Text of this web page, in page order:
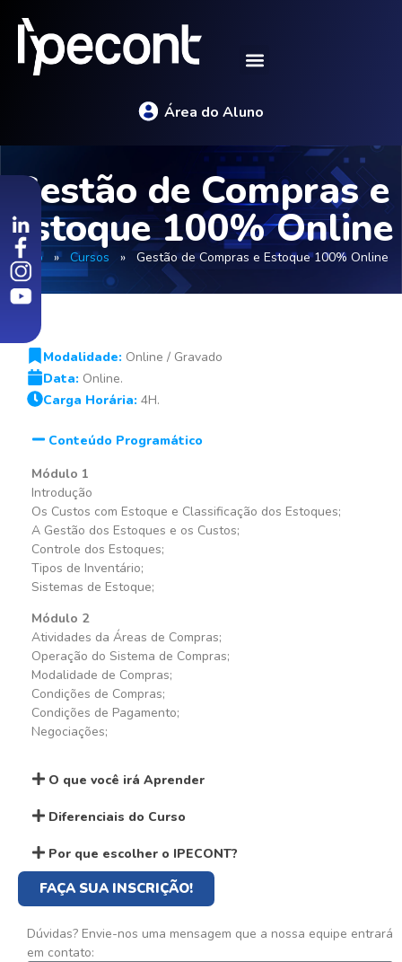
Área do Aluno
Gestão de Compras e
Estoque 100% Online
Início» Cursos » Gestão de Compras e Estoque 100% Online
Modalidade: Online / Gravado
Data: Online.
Carga Horária: 4H.
Conteúdo Programático
Módulo 1
Introdução
Os Custos com Estoque e Classificação dos Estoques;
A Gestão dos Estoques e os Custos;
Controle dos Estoques;
Tipos de Inventário;
Sistemas de Estoque;
Módulo 2
Atividades da Áreas de Compras;
Operação do Sistema de Compras;
Modalidade de Compras;
Condições de Compras;
Condições de Pagamento;
Negociações;
O que você irá Aprender
Diferenciais do Curso
Por que escolher o IPECONT?
FAÇA SUA INSCRIÇÃO!
Dúvidas? Envie-nos uma mensagem que a nossa equipe entrará
em contato: